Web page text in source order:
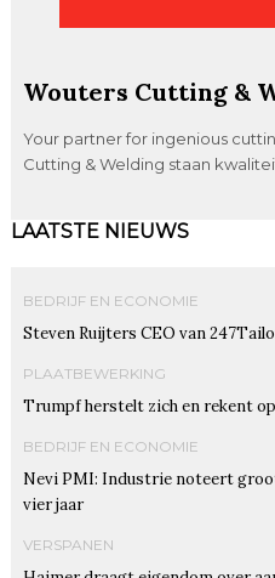
Wouters Cutting &
Your partner for ingenious
Cutting & Welding staan
LAATSTE NIEUWS
BEDRIJF EN ECONOMIE
Steven Ruijters CEO van
PLAATBEWERKING
Trumpf herstelt zich en rekent
BEDRIJF EN ECONOMIE
Nevi PMI: Industrie noteert
vier jaar
VERSPANEN